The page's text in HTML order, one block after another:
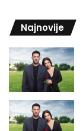
Najnovije